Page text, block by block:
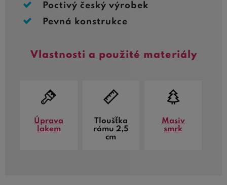
Poctivý český výrobek
Pevná konstrukce
Vlastnosti a použité materiály
Úprava
lakem
Tloušťka
rámu 2,5
cm
Masiv
smrk